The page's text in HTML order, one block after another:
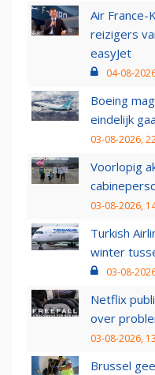
Air France-
reizigers
easyJet
04-08-
Boeing
eindelijk
03-08-2026,
Voorlopig
03-08-2026,
Turkish
winter
03-08-
Netflix
over
03-08-2026,
Brussel